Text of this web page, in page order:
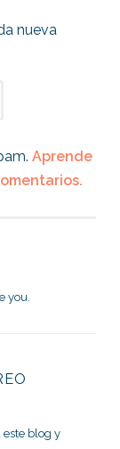
nueva
Aprende
you.
este blog y